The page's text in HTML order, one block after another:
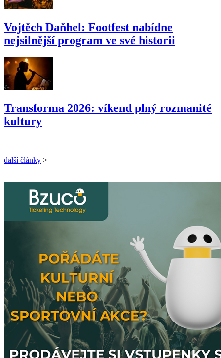
Vojtěch Daňhel: Footfest nabídne
nejsilnější program ve své historii
Transforma 2026: víkend plný rozmanité
kultury
další články >